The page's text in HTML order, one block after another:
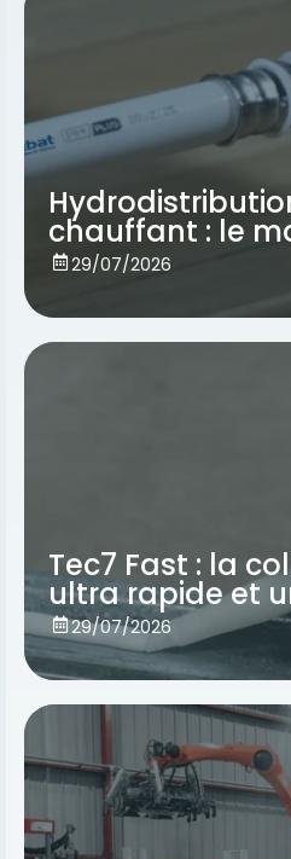
chauffant : le
29/07/2026
Voir
Tec7 Fast : la
ultra rapide et
29/07/2026
Voir